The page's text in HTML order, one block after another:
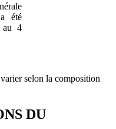
été
au 4
selon la composition
DU